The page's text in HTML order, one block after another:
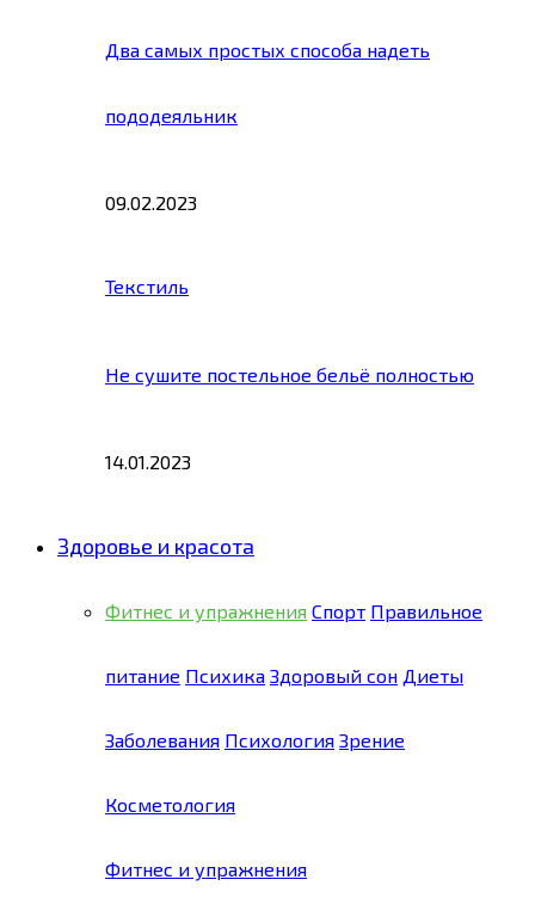
Два самых простых способа надеть
пододеяльник
09.02.2023
Текстиль
Не сушите постельное бельё полностью
14.01.2023
Здоровье и красота
Фитнес и упражнения Спорт Правильное
питание Психика Здоровый сон Диеты
Заболевания Психология Зрение
Косметология
Фитнес и упражнения